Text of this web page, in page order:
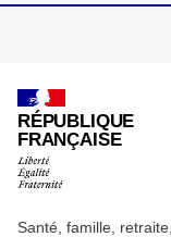
RÉPUBLIQUE
FRANÇAISE
Santé, famille,